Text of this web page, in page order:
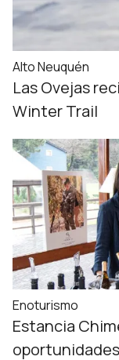
Alto Neuquén
Las Ovejas
Winter Trail
Enoturismo
Estancia